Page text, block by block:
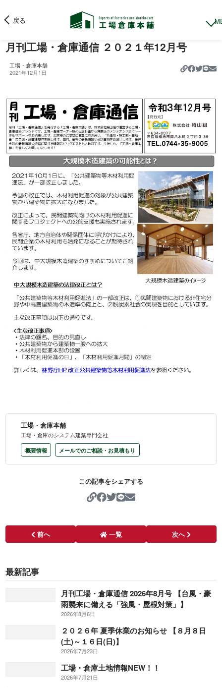
戻る
月刊工場・倉庫通信 ２０２１年12月号
工場・倉庫本舗
2021年12月1日
https://
工場・倉庫本舗
工場・倉庫のシステム建築専門会社
概要情報
メールでのご相談・お見積もり
この記事をシェアする
https://koujo-soukohonpo.com/
前へ 一覧 次へ
最新記事
月刊工場・倉庫通信 2026年8月号 【台風・豪
雨襲来に備える「強風・屋根対策」】
2026年8月6日
２０２６年 夏季休業のお知らせ 【８月８日
(土)～１６日(日)】
2026年7月23日
工場・倉庫土地情報NEW！！
2026年7月21日